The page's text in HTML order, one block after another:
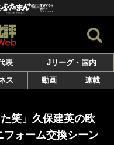
表
Jリーグ・国内
ス 動画 連載
笑」久保建英の欧
ォーム交換シーン